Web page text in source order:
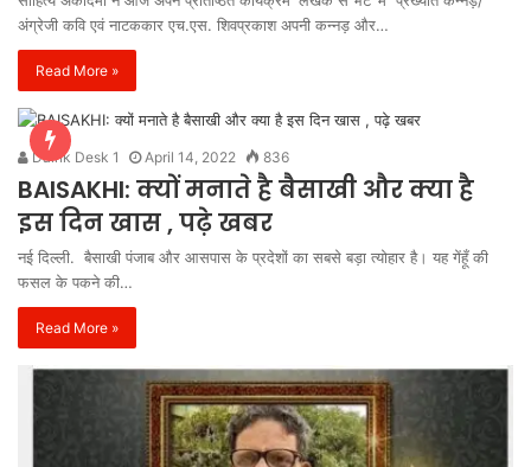
अंग्रेजी कवि एवं नाटककार एच.एस. शिवप्रकाश अपनी कन्नड़ और…
Read More »
Daink Desk 1 April 14, 2022 836
BAISAKHI: क्यों मनाते है बैसाखी और क्या है
इस दिन खास , पढ़े खबर
नई दिल्ली. बैसाखी पंजाब और आसपास के प्रदेशों का सबसे बड़ा त्योहार है। यह गेंहूँ की
फसल के पकने की…
Read More »